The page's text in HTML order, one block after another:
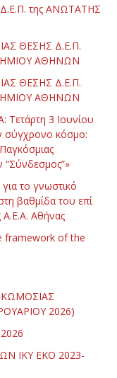
της ΑΝΩΤΑΤΗΣ
ΘΕΣΗΣ Δ.Ε.Π.
ΑΘΗΝΩΝ
ΘΕΣΗΣ Δ.Ε.Π.
ΑΘΗΝΩΝ
Τετάρτη 3 Ιουνίου
σύγχρονο κόσμο:
το γνωστικό
βαθμίδα του επί
Α.Ε.Α. Αθήνας
framework of the
2026)
ΙΚΥ ΕΚΟ 2023-